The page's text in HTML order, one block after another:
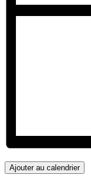
Ajouter au calendrier